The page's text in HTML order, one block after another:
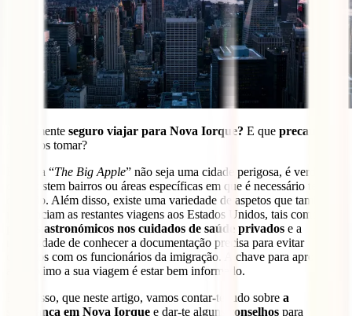
É realmente seguro viajar para Nova Iorque? E que precauções
devemos tomar?
Embora “The Big Apple” não seja uma cidade perigosa, é verdade
que existem bairros ou áreas específicas em que é necessário ter
cuidado. Além disso, existe uma variedade de aspetos que também
influenciam as restantes viagens aos Estados Unidos, tais como: os
preços astronómicos nos cuidados de saúde privados e a
necessidade de conhecer a documentação precisa para evitar
conflitos com os funcionários da imigração. A chave para aproveitar
ao máximo a sua viagem é estar bem informado.
É por isso, que neste artigo, vamos contar-te tudo sobre a
segurança em Nova Iorque e dar-te alguns conselhos para